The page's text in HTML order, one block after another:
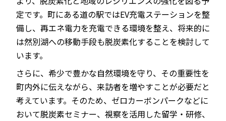
定です。町にある道の駅ではEV充電ステーションを整
備し、再エネ電力を充電できる環境を整え、将来的に
は然別湖への移動手段も脱炭素化することを検討して
います。
さらに、希少で豊かな自然環境を守り、その重要性を
町内外に伝えながら、来訪者を増やすことが必要だと
考えています。そのため、ゼロカーボンパークなどに
おいて脱炭素セミナー、視察を活用した留学・研修、